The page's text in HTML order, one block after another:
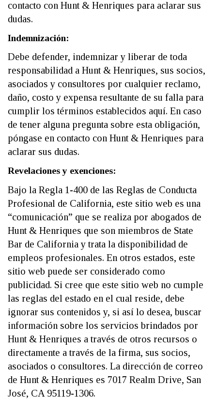
contacto con Hunt & Henriques para aclarar sus
dudas.
Indemnización:
Debe defender, indemnizar y liberar de toda
responsabilidad a Hunt & Henriques, sus socios,
asociados y consultores por cualquier reclamo,
daño, costo y expensa resultante de su falla para
cumplir los términos establecidos aquí. En caso
de tener alguna pregunta sobre esta obligación,
póngase en contacto con Hunt & Henriques para
aclarar sus dudas.
Revelaciones y exenciones:
Bajo la Regla 1-400 de las Reglas de Conducta
Profesional de California, este sitio web es una
“comunicación” que se realiza por abogados de
Hunt & Henriques que son miembros de State
Bar de California y trata la disponibilidad de
empleos profesionales. En otros estados, este
sitio web puede ser considerado como
publicidad. Si cree que este sitio web no cumple
las reglas del estado en el cual reside, debe
ignorar sus contenidos y, si así lo desea, buscar
información sobre los servicios brindados por
Hunt & Henriques a través de otros recursos o
directamente a través de la firma, sus socios,
asociados o consultores. La dirección de correo
de Hunt & Henriques es 7017 Realm Drive, San
José, CA 95119-1306.